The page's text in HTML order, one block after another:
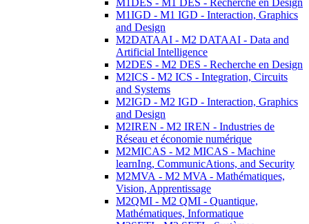
M1DES - M1 DES - Recherche en Design
M1IGD - M1 IGD - Interaction, Graphics
and Design
M2DATAAI - M2 DATAAI - Data and
Artificial Intelligence
M2DES - M2 DES - Recherche en Design
M2ICS - M2 ICS - Integration, Circuits
and Systems
M2IGD - M2 IGD - Interaction, Graphics
and Design
M2IREN - M2 IREN - Industries de
Réseau et économie numérique
M2MICAS - M2 MICAS - Machine
learnIng, CommunicAtions, and Security
M2MVA - M2 MVA - Mathématiques,
Vision, Apprentissage
M2QMI - M2 QMI - Quantique,
Mathématiques, Informatique